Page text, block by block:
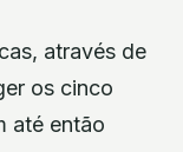
através de
os cinco
até então